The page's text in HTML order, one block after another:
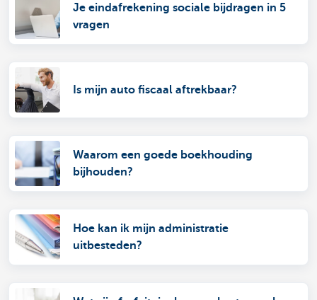
Je eindafrekening sociale bijdragen in 5
vragen
Is mijn auto fiscaal aftrekbaar?
Waarom een goede boekhouding
bijhouden?
Hoe kan ik mijn administratie
uitbesteden?